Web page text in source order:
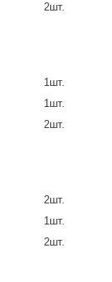
2шт.
1шт.
1шт.
2шт.
2шт.
1шт.
2шт.